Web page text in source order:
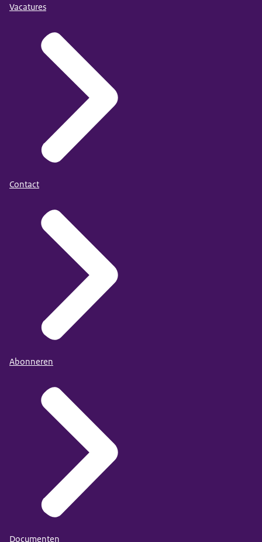
Vacatures
Contact
Abonneren
Documenten